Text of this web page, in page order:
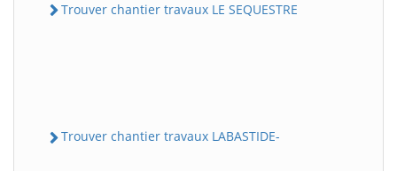
Trouver chantier travaux LE SEQUESTRE
Trouver chantier travaux LABASTIDE-